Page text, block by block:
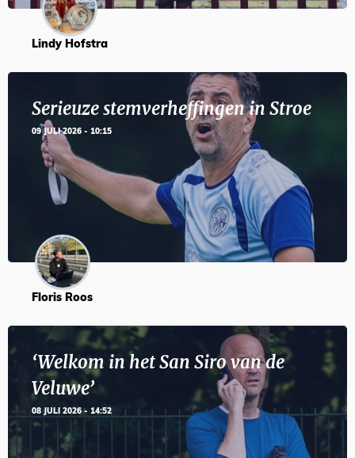
Lindy Hofstra
Serieuze stemverheffingen in Stroe
09 JULI 2026 - 10:15
Floris Roos
‘Welkom in het San Siro van de
Veluwe’
08 JULI 2026 - 14:52